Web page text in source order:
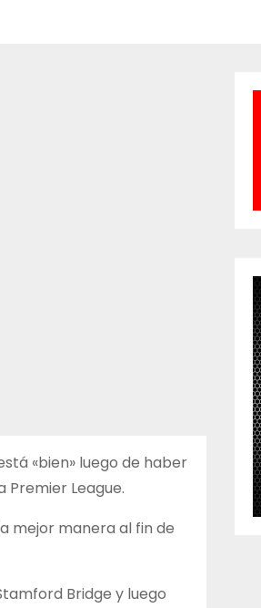
«bien» luego de haber
League.
mejor manera al fin de
Bridge y luego